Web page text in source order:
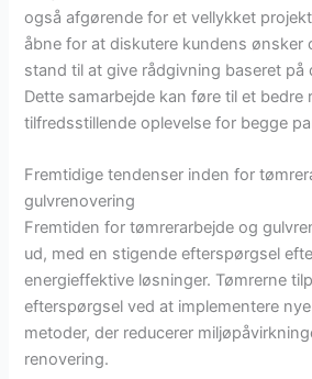
også afgørende for et vellykket
åbne for at diskutere kundens
stand til at give rådgivning baseret på
Dette samarbejde kan føre til et bedre
tilfredsstillende oplevelse for begge
Fremtidige tendenser inden for
gulvrenovering
Fremtiden for tømrerarbejde og
ud, med en stigende efterspørgsel
energieffektive løsninger. Tømrerne
efterspørgsel ved at implementere
metoder, der reducerer
renovering.